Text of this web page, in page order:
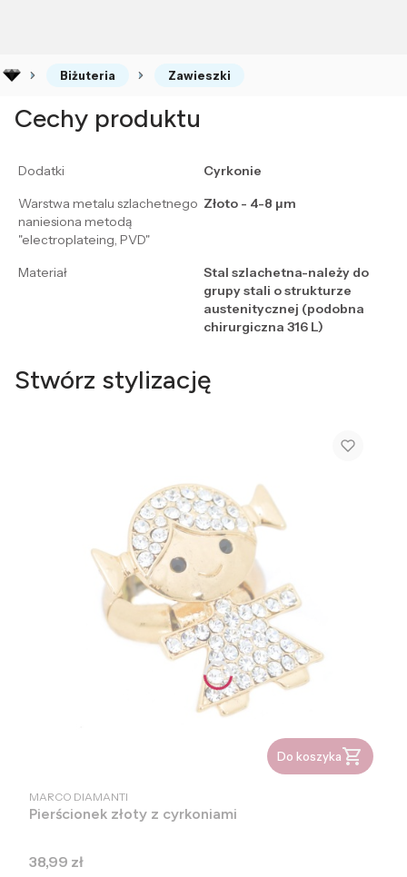
Biżuteria Zawieszki
Cechy produktu
Dodatki
Cyrkonie
Warstwa metalu szlachetnego
naniesiona metodą
"electroplateing, PVD"
Złoto - 4-8 μm
Materiał
Stal szlachetna-należy do
grupy stali o strukturze
austenitycznej (podobna
chirurgiczna 316 L)
Stwórz stylizację
Do koszyka
PRODUCENT
MARCO DIAMANTI
Pierścionek złoty z cyrkoniami
Cena
38,99 zł